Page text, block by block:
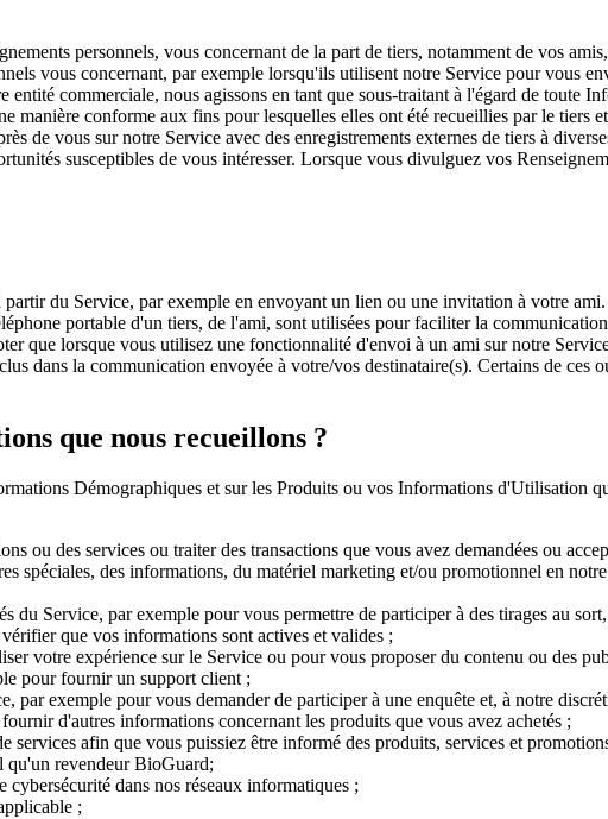
personnels, vous concernant de la part de tiers, notamment de vos
vous concernant, par exemple lorsqu'ils utilisent notre Service pour vous
entité commerciale, nous agissons en tant que sous-traitant à l'égard de toute
manière conforme aux fins pour lesquelles elles ont été recueillies par le tiers
de vous sur notre Service avec des enregistrements externes de tiers à
susceptibles de vous intéresser. Lorsque vous divulguez vos
du Service, par exemple en envoyant un lien ou une invitation à votre
portable d'un tiers, de l'ami, sont utilisées pour faciliter la
que lorsque vous utilisez une fonctionnalité d'envoi à un ami sur notre
dans la communication envoyée à votre/vos destinataire(s). Certains de ces
que nous recueillons ?
Démographiques et sur les Produits ou vos Informations d'Utilisation
ou des services ou traiter des transactions que vous avez demandées ou
spéciales, des informations, du matériel marketing et/ou promotionnel en
du Service, par exemple pour vous permettre de participer à des tirages au
que vos informations sont actives et valides ;
votre expérience sur le Service ou pour vous proposer du contenu ou des
pour fournir un support client ;
par exemple pour vous demander de participer à une enquête et, à notre
d'autres informations concernant les produits que vous avez achetés ;
services afin que vous puissiez être informé des produits, services et
qu'un revendeur BioGuard;
cybersécurité dans nos réseaux informatiques ;
;